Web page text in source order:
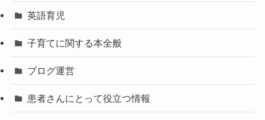
英語育児
子育てに関する本全般
ブログ運営
患者さんにとって役立つ情報